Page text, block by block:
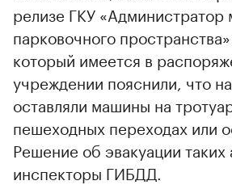
релизе ГКУ «Администратор
парковочного
который имеется в
учреждении пояснили, что
оставляли машины на
пешеходных переходах или
Решение об эвакуации
инспекторы ГИБДД.